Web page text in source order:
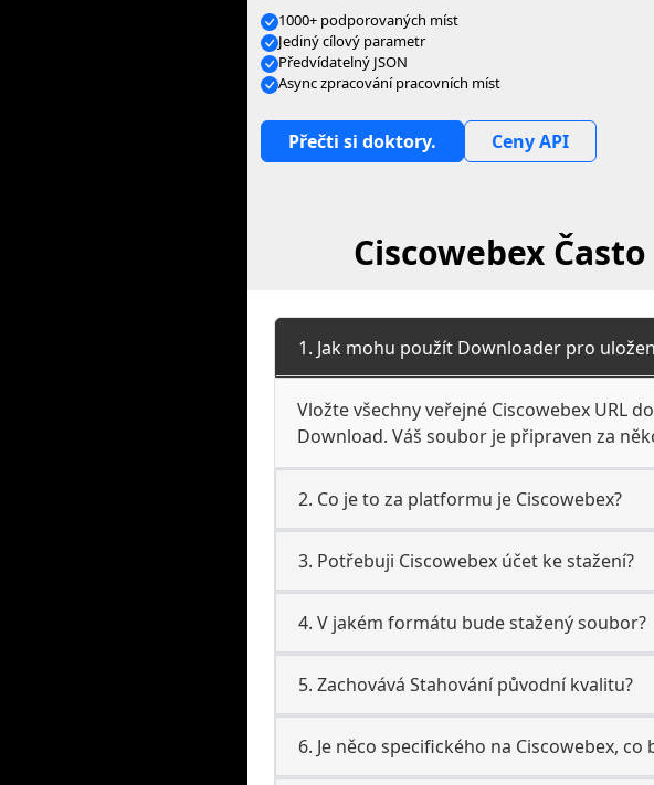
1000+ podporovaných míst
Jediný cílový parametr
Předvídatelný JSON
Async zpracování pracovních míst
Přečti si doktory. Ceny API
Ciscowebex
1. Jak mohu použít Downloader pro
Vložte všechny veřejné Ciscowebex URL
Download. Váš soubor je připraven za
2. Co je to za platformu je Ciscowebex?
3. Potřebuji Ciscowebex účet ke stažení?
4. V jakém formátu bude stažený soubor?
5. Zachovává Stahování původní kvalitu?
6. Je něco specifického na Ciscowebex, co